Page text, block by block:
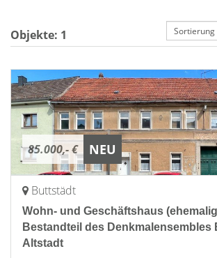
Objekte: 1
85.000,- € NEU
Buttstädt
Wohn- und Geschäftshaus
Bestandteil des Denkmalensembles
Altstadt